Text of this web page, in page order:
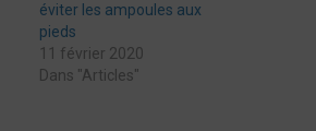
éviter les ampoules aux
pieds
11 février 2020
Dans "Articles"